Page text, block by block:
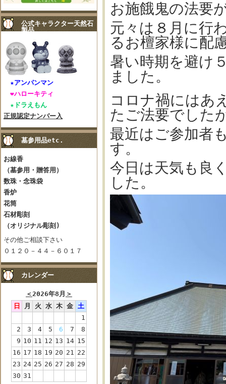
公式キャラクター天然石
製品
★アンパンマン
❤ハローキティ
★ドラえもん
正規認定ナンバー入
墓参用品etc.
お線香
（墓参用・贈答用）
数珠・念珠袋
香炉
花筒
石材彫刻
（オリジナル彫刻)
その他ご相談下さい
０１２０－４４－６０１７
カレンダー
＜2026年8月 ＞
日
月 火 水 木 金 土
1
2
3 4 5 6 7
8
9 10 11 12 13 14 15
16 17 18 19 20 21 22
23 24 25 26 27 28 29
30 31
お施餓鬼の法要
元々は８月に行
るお檀家様に配
暑い時期を避け
ました。
コロナ禍にはあ
たご法要でした
最近はご参加者
す。
今日は天気も良
した。